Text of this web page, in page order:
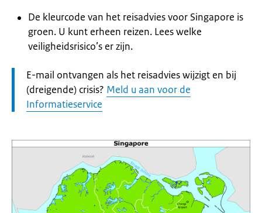
De kleurcode van het reisadvies voor Singapore is
groen. U kunt erheen reizen. Lees welke
veiligheidsrisico’s er zijn.
Let
op:
E-mail ontvangen als het reisadvies wijzigt en bij
(dreigende) crisis? Meld u aan voor de
Informatieservice